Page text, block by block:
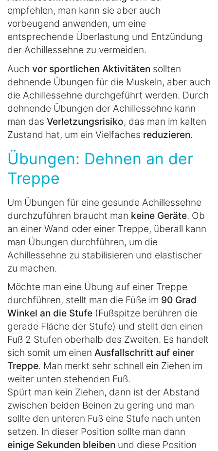
empfehlen, man kann sie aber auch
vorbeugend anwenden, um eine
entsprechende Überlastung und Entzündung
der Achillessehne zu vermeiden.
Auch vor sportlichen Aktivitäten sollten
dehnende Übungen für die Muskeln, aber auch
die Achillessehne durchgeführt werden. Durch
dehnende Übungen der Achillessehne kann
man das Verletzungsrisiko, das man im kalten
Zustand hat, um ein Vielfaches reduzieren.
Übungen: Dehnen an der
Treppe
Um Übungen für eine gesunde Achillessehne
durchzuführen braucht man keine Geräte. Ob
an einer Wand oder einer Treppe, überall kann
man Übungen durchführen, um die
Achillessehne zu stabilisieren und elastischer
zu machen.
Möchte man eine Übung auf einer Treppe
durchführen, stellt man die Füße im 90 Grad
Winkel an die Stufe (Fußspitze berühren die
gerade Fläche der Stufe) und stellt den einen
Fuß 2 Stufen oberhalb des Zweiten. Es handelt
sich somit um einen Ausfallschritt auf einer
Treppe. Man merkt sehr schnell ein Ziehen im
weiter unten stehenden Fuß.
Spürt man kein Ziehen, dann ist der Abstand
zwischen beiden Beinen zu gering und man
sollte den unteren Fuß eine Stufe nach unten
setzen. In dieser Position sollte man dann
einige Sekunden bleiben und diese Position